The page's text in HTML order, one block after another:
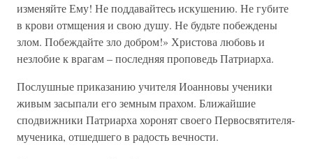
изменяйте Ему! Не поддавайтесь искушению. Не губите
в крови отмщения и свою душу. Не будьте побеждены
злом. Побеждайте зло добром!» Христова любовь и
незлобие к врагам – последняя проповедь Патриарха.
Послушные приказанию учителя Иоанновы ученики
живым засыпали его земным прахом. Ближайшие
сподвижники Патриарха хоронят своего Первосвятителя-
мученика, отшедшего в радость вечности.